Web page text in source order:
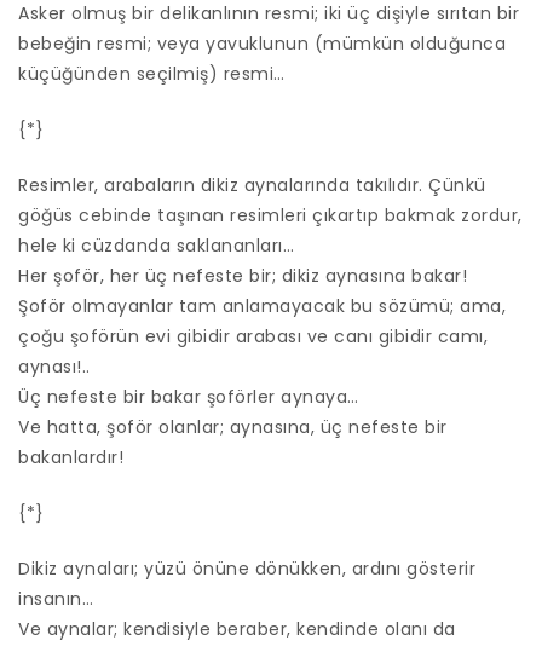
Asker olmuş bir delikanlının resmi; iki üç dişiyle sırıtan bir
bebeğin resmi; veya yavuklunun (mümkün olduğunca
küçüğünden seçilmiş) resmi…
{*}
Resimler, arabaların dikiz aynalarında takılıdır. Çünkü
göğüs cebinde taşınan resimleri çıkartıp bakmak zordur,
hele ki cüzdanda saklananları…
Her şoför, her üç nefeste bir; dikiz aynasına bakar!
Şoför olmayanlar tam anlamayacak bu sözümü; ama,
çoğu şoförün evi gibidir arabası ve canı gibidir camı,
aynası!..
Üç nefeste bir bakar şoförler aynaya…
Ve hatta, şoför olanlar; aynasına, üç nefeste bir
bakanlardır!
{*}
Dikiz aynaları; yüzü önüne dönükken, ardını gösterir
insanın…
Ve aynalar; kendisiyle beraber, kendinde olanı da